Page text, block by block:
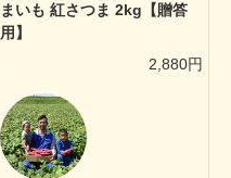
まいも 紅さつま 2kg【贈答
用】
2,880円